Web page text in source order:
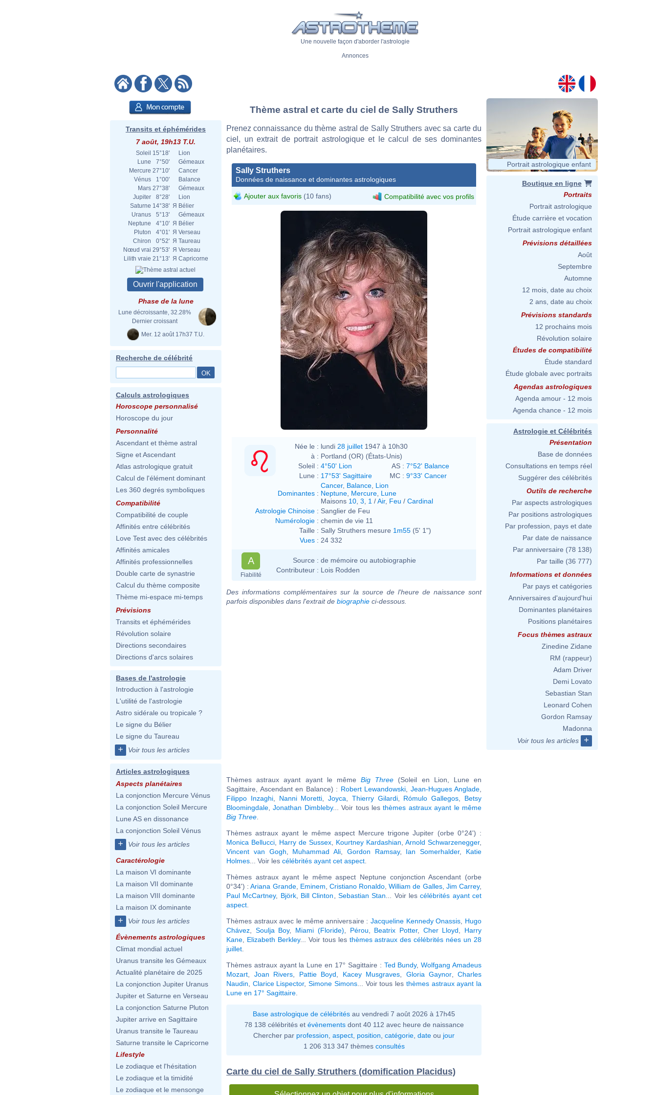
Une nouvelle façon d'aborder l'astrologie
Annonces
Transits et éphémérides
7 août, 19h13 T.U.
Soleil 15°18'
Lion
Lune
7°50'
Gémeaux
Mercure 27°10'
Cancer
Vénus
1°00'
Balance
Mars 27°38'
Gémeaux
Jupiter
8°28'
Lion
Saturne 14°38' Я Bélier
Uranus
5°13'
Gémeaux
Neptune
4°10' Я Bélier
Pluton
4°01' Я Verseau
Chiron
0°52' Я Taureau
Nœud vrai 29°53' Я Verseau
Lilith vraie 21°13' Я Capricorne
Phase de la lune
Lune décroissante, 32.28%
Dernier croissant
Mer. 12 août 17h37 T.U.
Recherche de célébrité
Calculs astrologiques
Horoscope personnalisé
Horoscope du jour
Personnalité
Ascendant et thème astral
Signe et Ascendant
Atlas astrologique gratuit
Calcul de l'élément dominant
Les 360 degrés symboliques
Compatibilité
Compatibilité de couple
Affinités entre célébrités
Love Test avec des célébrités
Affinités amicales
Affinités professionnelles
Double carte de synastrie
Calcul du thème composite
Thème mi-espace mi-temps
Prévisions
Transits et éphémérides
Révolution solaire
Directions secondaires
Directions d'arcs solaires
Bases de l'astrologie
Introduction à l'astrologie
L'utilité de l'astrologie
Astro sidérale ou tropicale ?
Le signe du Bélier
Le signe du Taureau
+ Voir tous les articles
Articles astrologiques
Aspects planétaires
La conjonction Mercure Vénus
La conjonction Soleil Mercure
Lune AS en dissonance
La conjonction Soleil Vénus
+ Voir tous les articles
Caractérologie
La maison VI dominante
La maison VII dominante
La maison VIII dominante
La maison IX dominante
+ Voir tous les articles
Évènements astrologiques
Climat mondial actuel
Uranus transite les Gémeaux
Actualité planétaire de 2025
La conjonction Jupiter Uranus
Jupiter et Saturne en Verseau
La conjonction Saturne Pluton
Jupiter arrive en Sagittaire
Uranus transite le Taureau
Saturne transite le Capricorne
Lifestyle
Le zodiaque et l'hésitation
Le zodiaque et la timidité
Le zodiaque et le mensonge
Thème astral et carte du ciel de Sally Struthers
Prenez connaissance du thème astral de Sally Struthers avec sa carte du
ciel, un extrait de portrait astrologique et le calcul de ses dominantes
planétaires.
Sally Struthers
Données de naissance et dominantes astrologiques
Ajouter aux favoris (10 fans) Compatibilité avec vos profils
Née le : lundi 28 juillet 1947 à 10h30
à : Portland (OR) (États-Unis)
Soleil : 4°50' Lion AS : 7°52' Balance
Lune : 17°53' Sagittaire MC : 9°33' Cancer
Dominantes :
Cancer, Balance Lion
Neptune Mercure Lune
Maisons 10 3 1 /Air, Feu / Cardinal
Astrologie Chinoise : Sanglier de Feu
Numérologie : chemin de vie 11
Taille : Sally Struthers mesure 1m55 (5' 1")
Vues : 24 332
A
Fiabilité
Source : de mémoire ou autobiographie
Contributeur : Lois Rodden
Des informations complémentaires sur la source de l'heure de naissance sont
parfois disponibles dans l'extrait de biographie ci-dessous.
Thèmes astraux ayant ayant le même Big Three (Soleil en Lion, Lune en
Sagittaire, Ascendant en Balance) : Robert Lewandowski Jean-Hugues Anglade
Filippo Inzaghi, Nanni Moretti ,Joyca Thierry Gilardi, Rómulo Gallegos
Betsy
Bloomingdale ,Jonathan Dimbleby... Voir tous lesthèmes astraux ayant le même
Big Three
Thèmes astraux ayant le même aspect Mercure trigone Jupiter (orbe 0°24') :
Monica Bellucci
Harry de Sussex Kourtney Kardashian Arnold Schwarzenegger,
Vincent van Gogh
Muhammad Ali Gordon Ramsay, Ian Somerhalder, Katie
Holmes ... Voir les célébrités ayant cet aspect
Thèmes astraux ayant le même aspect Neptune conjonction Ascendant (orbe
0°34') :Ariana Grande, Eminem Cristiano Ronaldo ,William de Galles, Jim Carrey,
Paul McCartney, Björk, Bill Clinton Sebastian Stan ... Voir lescélébrités ayant cet
aspect
Thèmes astraux avec le même anniversaire : Jacqueline Kennedy Onassis
Hugo
Chávez
Soulja Boy, Miami (Floride) Pérou Beatrix Potter, Cher Lloyd
Harry
Kane
Elizabeth Berkley... Voir tous les thèmes astraux des célébrités nées un 28
juillet
Thèmes astraux ayant la Lune en 17° Sagittaire : Ted Bundy,Wolfgang Amadeus
Mozart
Joan Rivers Pattie Boyd Kacey Musgraves Gloria Gaynor,Charles
Naudin
Clarice Lispector,Simone Simons... Voir tous les thèmes astraux ayant la
Lune en 17° Sagittaire
Base astrologique de célébrités au vendredi 7 août 2026 à 17h45
78 138 célébrités et évènementsdont 40 112 avec heure de naissance
Chercher par profession aspect position catégorie date ou jour
1 206 313 347 thèmes consultés
Carte du ciel de Sally Struthers (domification Placidus)
Portrait astrologique enfant
Boutique en ligne
Portraits
Portrait astrologique
Étude carrière et vocation
Portrait astrologique enfant
Prévisions détaillées
Août
Septembre
Automne
12 mois, date au choix
2 ans, date au choix
Prévisions standards
12 prochains mois
Révolution solaire
Études de compatibilité
Étude standard
Étude globale avec portraits
Agendas astrologiques
Agenda amour - 12 mois
Agenda chance - 12 mois
Astrologie et Célébrités
Présentation
Base de données
Consultations en temps réel
Suggérer des célébrités
Outils de recherche
Par aspects astrologiques
Par positions astrologiques
Par profession, pays et date
Par date de naissance
Par anniversaire (78 138)
Par taille (36 777)
Informations et données
Par pays et catégories
Anniversaires d'aujourd'hui
Dominantes planétaires
Positions planétaires
Focus thèmes astraux
Zinedine Zidane
RM (rappeur)
Adam Driver
Demi Lovato
Sebastian Stan
Leonard Cohen
Gordon Ramsay
Madonna
Voir tous les articles
+